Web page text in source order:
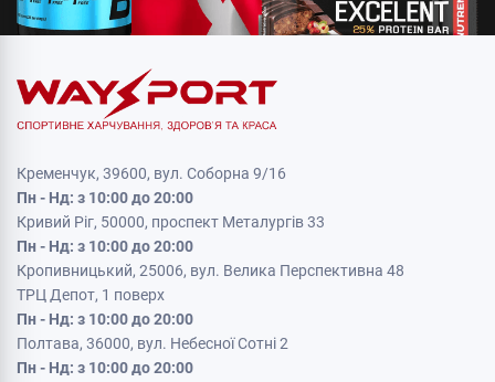
Кременчук, 39600, вул. Соборна 9/16
Пн - Нд: з 10:00 до 20:00
Кривий Ріг, 50000, проспект Металургів 33
Пн - Нд: з 10:00 до 20:00
Кропивницький, 25006, вул. Велика Перспективна 48
ТРЦ Депот, 1 поверх
Пн - Нд: з 10:00 до 20:00
Полтава, 36000, вул. Небесної Сотні 2
Пн - Нд: з 10:00 до 20:00